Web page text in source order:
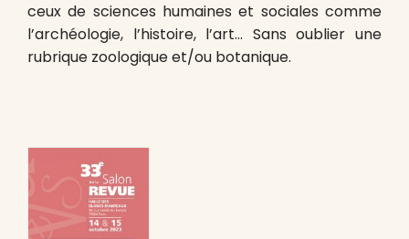
ceux de sciences humaines et sociales comme
l’archéologie, l’histoire, l’art… Sans oublier une
rubrique zoologique et/ou botanique.